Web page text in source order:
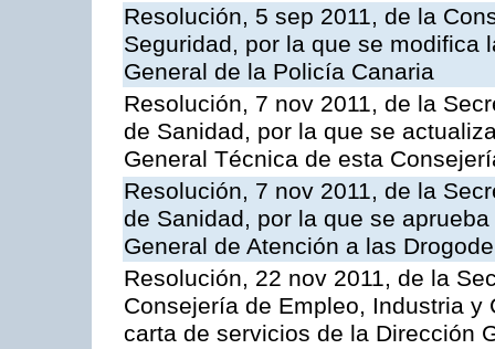
Resolución, 5 sep 2011, de la
Seguridad, por la que se modifica
General de la Policía Canaria
Resolución, 7 nov 2011, de la
de Sanidad, por la que se
General Técnica de esta
Resolución, 7 nov 2011, de la
de Sanidad, por la que se
General de Atención a las
Resolución, 22 nov 2011, de la
Consejería de Empleo, Industria
carta de servicios de la Dirección